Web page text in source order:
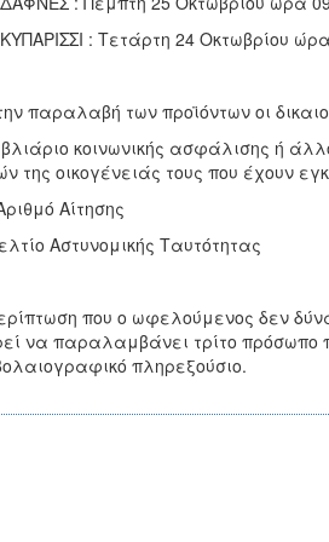
: Τετάρτη 24 Οκτωβρίου
παραλαβή των προϊόντων οι
κοινωνικής ασφάλισης ή
της οικογένειάς τους που έχουν
Αίτησης
Αστυνομικής Ταυτότητας
που ο ωφελούμενος δεν
να παραλαμβάνει τρίτο πρόσωπο